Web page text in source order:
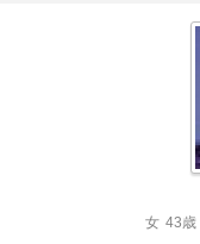
女 43歳